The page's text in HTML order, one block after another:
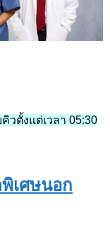
ตั้งแต่เวลา 05:30
เศษนอก